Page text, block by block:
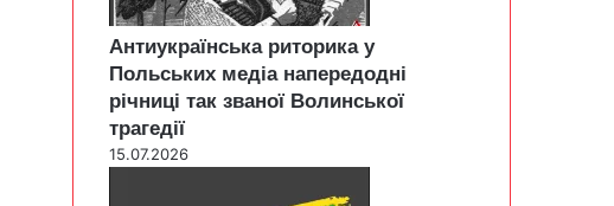
Антиукраїнська риторика у
Польських медіа напередодні
річниці так званої Волинської
трагедії
15.07.2026